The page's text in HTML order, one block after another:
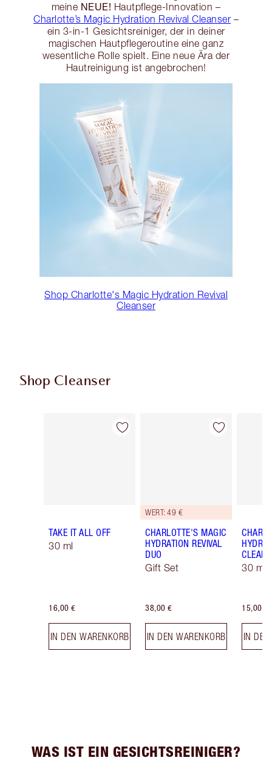
meine NEUE! Hautpflege-Innovation –
Charlotte’s Magic Hydration Revival Cleanser –
ein 3-in-1 Gesichtsreiniger, der in deiner
magischen Hautpflegeroutine eine ganz
wesentliche Rolle spielt. Eine neue Ära der
Hautreinigung ist angebrochen!
Shop Charlotte's Magic Hydration Revival
Cleanser
Shop Cleanser
Artikel 1 von 13
TAKE IT ALL OFF
30 ml
16,00 €
IN DEN WARENKORB
Artikel 2 von 13
WERT: 49 €
CHARLOTTE'S MAGIC
HYDRATION REVIVAL
DUO
Gift Set
38,00 €
IN DEN WARENKORB
30 ml
15,00 €
IN
WAS IST EIN GESICHTSREINIGER?